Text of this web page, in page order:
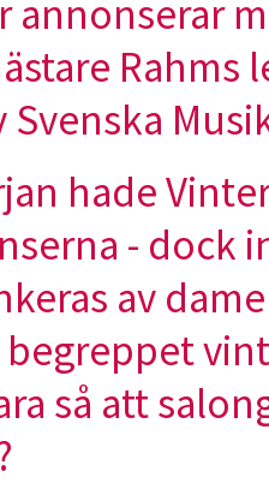
annonserar
Rahms
Svenska
hade
- dock
av
så att